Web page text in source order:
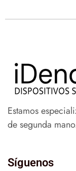
Estamos
de segunda
Síguenos